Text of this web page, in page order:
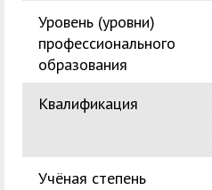
Уровень (уровни)
профессионального
образования
Квалификация
Учёная степень